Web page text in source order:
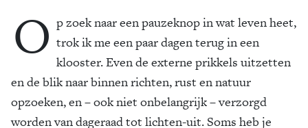
O p zoek naar een pauzeknop in wat leven heet,
trok ik me een paar dagen terug in een
klooster. Even de externe prikkels uitzetten
en de blik naar binnen richten, rust en natuur
opzoeken, en – ook niet onbelangrijk – verzorgd
worden van dageraad tot lichten-uit. Soms heb je